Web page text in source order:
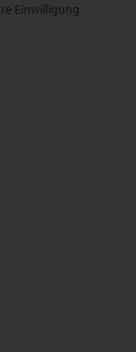
Einwilligung